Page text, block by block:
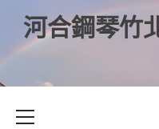
河合鋼琴竹